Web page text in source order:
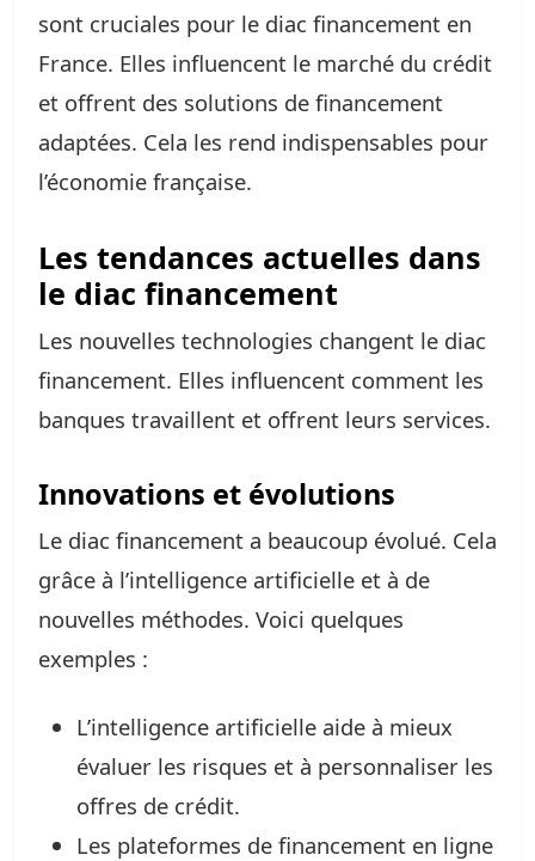
sont cruciales pour le diac financement en
France. Elles influencent le marché du crédit
et offrent des solutions de financement
adaptées. Cela les rend indispensables pour
l’économie française.
Les tendances actuelles dans
le diac financement
Les nouvelles technologies changent le diac
financement. Elles influencent comment les
banques travaillent et offrent leurs services.
Innovations et évolutions
Le diac financement a beaucoup évolué. Cela
grâce à l’intelligence artificielle et à de
nouvelles méthodes. Voici quelques
exemples :
L’intelligence artificielle aide à mieux
évaluer les risques et à personnaliser les
offres de crédit.
Les plateformes de financement en ligne